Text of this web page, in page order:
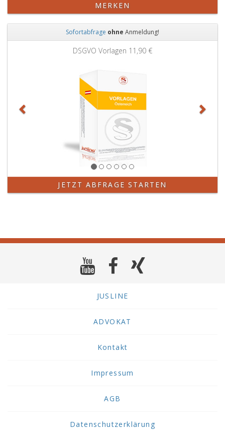
MERKEN
Sofortabfrage ohne Anmeldung!
DSGVO Vorlagen 11,90 €
JETZT ABFRAGE STARTEN
JUSLINE
ADVOKAT
Kontakt
Impressum
AGB
Datenschutzerklärung